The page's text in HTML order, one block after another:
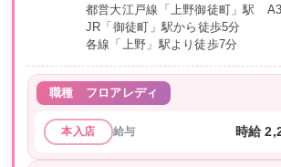
都営大江戸線「上野御徒町」駅
JR「御徒町」駅から徒歩5分
各線「上野」駅より徒歩7分
職種 フロアレディ
本入店 給与 時給